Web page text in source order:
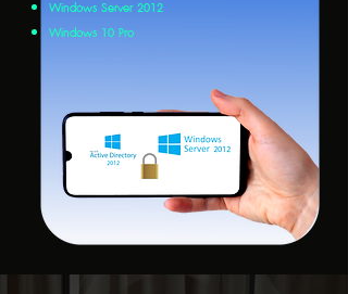
Windows Server 2012
Windows 10 Pro